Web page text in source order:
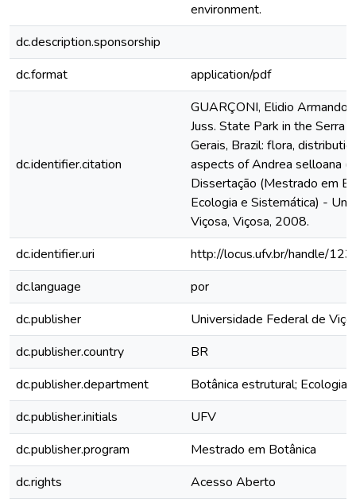
environment.
dc.description.sponsorship
dc.format
application/pdf
dc.identifier.citation
GUARÇONI, Elidio Armando
Juss. State Park in the Serra
Gerais, Brazil: flora,
aspects of Andrea selloana
Dissertação (Mestrado em
Ecologia e Sistemática) -
Viçosa, Viçosa, 2008.
dc.identifier.uri
http://locus.ufv.br/handle/
dc.language
por
dc.publisher
Universidade Federal de
dc.publisher.country
BR
dc.publisher.department
Botânica estrutural; Ecologia
dc.publisher.initials
UFV
dc.publisher.program
Mestrado em Botânica
dc.rights
Acesso Aberto